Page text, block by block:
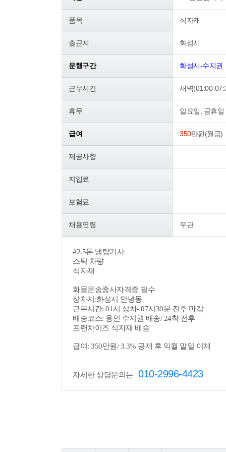
품목 식자재
출근지 화성시
운행구간 화성시-수지권
근무시간 새벽(01:00-
휴무 일요일, 공휴일
급여 350만원(월급)
제공사항
지입료
보험료
채용연령 무관
#2.5톤 냉탑기사
스틱 차량
식자재
화물운송종사자격증 필수
상차지:화성시 안녕동
근무시간: 01시 상차-07시30분 전후 마감
배송코스: 용인 수지권 배송/ 24착 전후
프랜차이즈 식자재 배송
급여: 350만원/3.3% 공제 후 익월 말일 이체
자세한 상담문의는 010-2996-4423